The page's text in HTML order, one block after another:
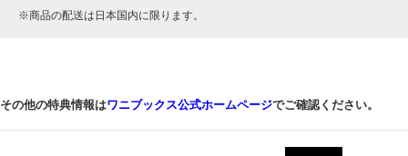
※商品の配送は日本国内に限ります。
その他の特典情報はワニブックス公式ホームページでご確認ください。